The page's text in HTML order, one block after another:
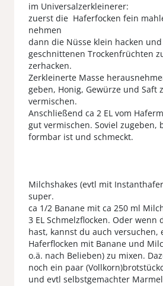
im Universalzerkleinerer:
zuerst die Haferfocken fein
nehmen
dann die Nüsse klein hacken
geschnittenen Trockenfrüchten
zerhacken.
Zerkleinerte Masse
geben, Honig, Gewürze und Saft
vermischen.
Anschließend ca 2 EL vom
gut vermischen. Soviel zugeben,
formbar ist und schmeckt.
Milchshakes (evtl mit
super.
ca 1/2 Banane mit ca 250 ml
3 EL Schmelzflocken. Oder wenn
hast, kannst du auch versuchen,
Haferflocken mit Banane und
o.ä. nach Belieben) zu mixen.
noch ein paar
und evtl selbstgemachter